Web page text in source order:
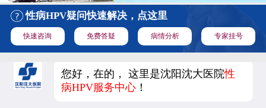
性病HPV疑问快速解决，点这里
快速咨询 免费答疑 病情分析 专家挂号
您好，在的， 这里是沈阳沈大医院性
病HPV服务中心 ！